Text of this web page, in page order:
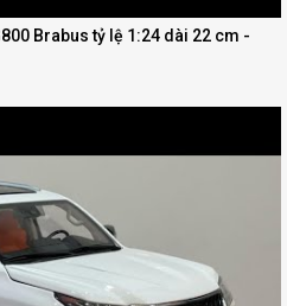
Brabus tỷ lệ 1:24 dài 22 cm -